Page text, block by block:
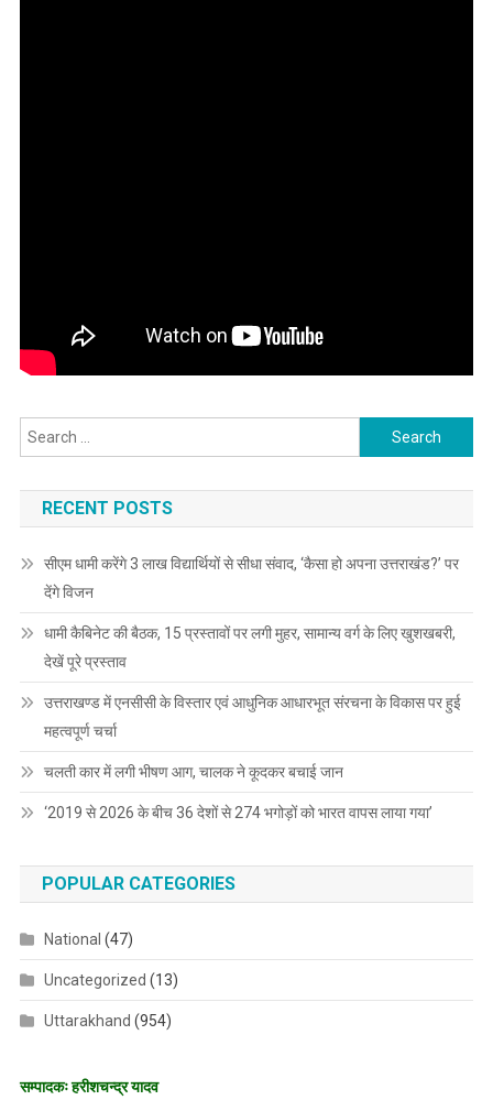
Search
for:
RECENT POSTS
सीएम धामी करेंगे 3 लाख विद्यार्थियों से सीधा संवाद, ‘कैसा हो अपना उत्तराखंड?’ पर
देंगे विजन
धामी कैबिनेट की बैठक, 15 प्रस्तावों पर लगी मुहर, सामान्य वर्ग के लिए खुशखबरी,
देखें पूरे प्रस्ताव
उत्तराखण्ड में एनसीसी के विस्तार एवं आधुनिक आधारभूत संरचना के विकास पर हुई
महत्वपूर्ण चर्चा
चलती कार में लगी भीषण आग, चालक ने कूदकर बचाई जान
‘2019 से 2026 के बीच 36 देशों से 274 भगोड़ों को भारत वापस लाया गया’
POPULAR CATEGORIES
National (47)
Uncategorized (13)
Uttarakhand (954)
सम्पादकः हरीशचन्द्र यादव